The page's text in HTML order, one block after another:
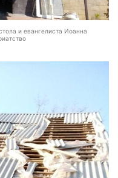
и евангелиста Иоанна